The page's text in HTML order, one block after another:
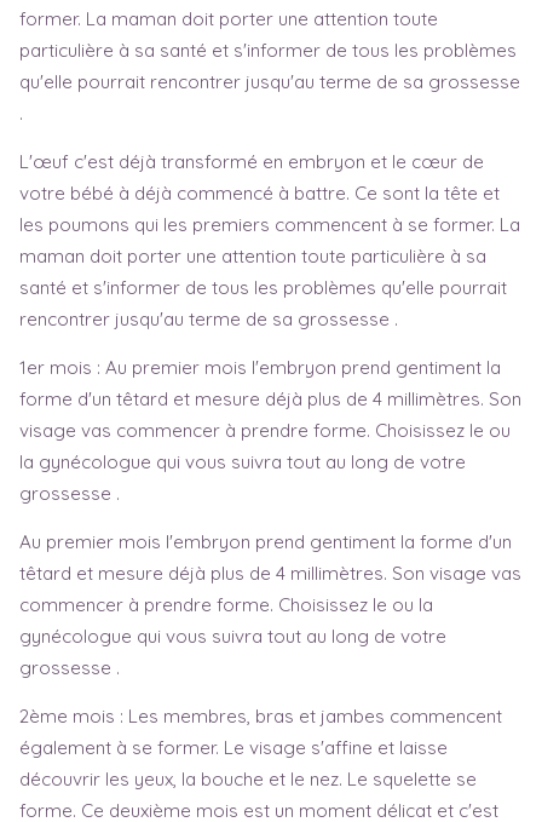
former. La maman doit porter une attention toute
particulière à sa santé et s'informer de tous les problèmes
qu'elle pourrait rencontrer jusqu'au terme de sa grossesse
.
L'œuf c'est déjà transformé en embryon et le cœur de
votre bébé à déjà commencé à battre. Ce sont la tête et
les poumons qui les premiers commencent à se former. La
maman doit porter une attention toute particulière à sa
santé et s'informer de tous les problèmes qu'elle pourrait
rencontrer jusqu'au terme de sa grossesse .
1er mois : Au premier mois l'embryon prend gentiment la
forme d'un têtard et mesure déjà plus de 4 millimètres. Son
visage vas commencer à prendre forme. Choisissez le ou
la gynécologue qui vous suivra tout au long de votre
grossesse .
Au premier mois l'embryon prend gentiment la forme d'un
têtard et mesure déjà plus de 4 millimètres. Son visage vas
commencer à prendre forme. Choisissez le ou la
gynécologue qui vous suivra tout au long de votre
grossesse .
2ème mois : Les membres, bras et jambes commencent
également à se former. Le visage s'affine et laisse
découvrir les yeux, la bouche et le nez. Le squelette se
forme. Ce deuxième mois est un moment délicat et c'est